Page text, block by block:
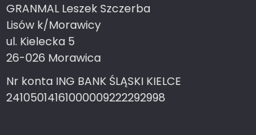
GRANMAL Leszek Szczerba
Lisów k/Morawicy
ul. Kielecka 5
26-026 Morawica
Nr konta ING BANK ŚLĄSKI KIELCE
24105014161000009222292998